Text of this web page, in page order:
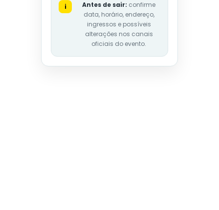
i Antes de sair: confirme
data, horário, endereço,
ingressos e possíveis
alterações nos canais
oficiais do evento.